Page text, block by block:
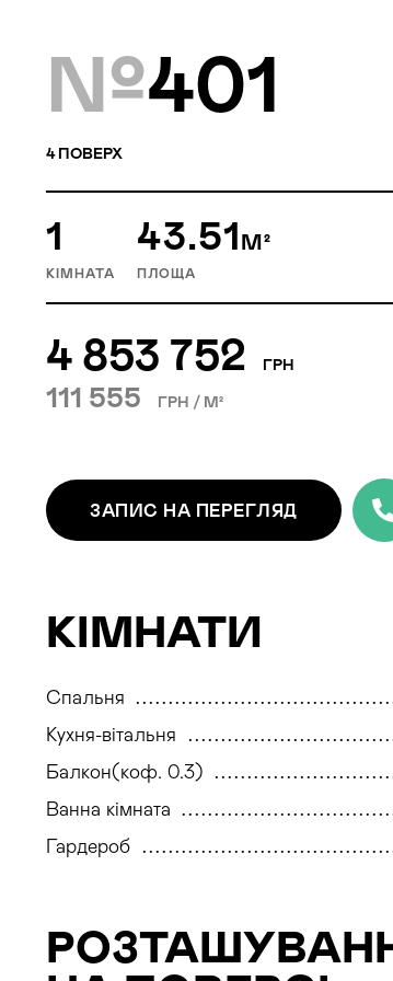
№401
4ПОВЕРХ
1
КІМНАТА
43.51М²
ПЛОЩА
4 853 752 ГРН
111 555 ГРН / М²
ЗАПИС НА ПЕРЕГЛЯД
КІМНАТИ
Спальня
Кухня-вітальня
Балкон(коф. 0.3)
Ванна кімната
Гардероб